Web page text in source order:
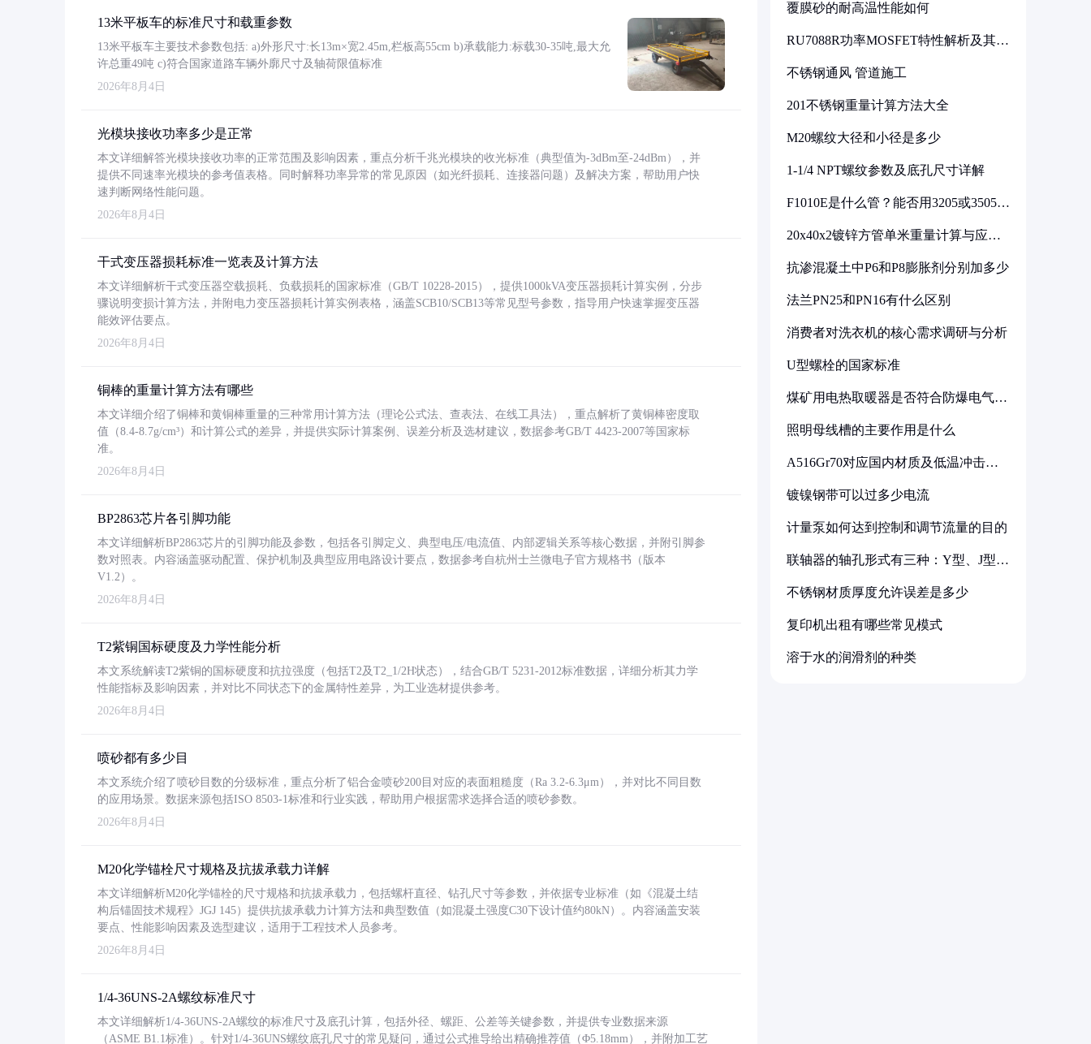
13米平板车的标准尺寸和载重参数
13米平板车主要技术参数包括: a)外形尺寸:长13m×宽2.45m,栏板高55cm b)承载能力:标载30-35吨,最大允
许总重49吨 c)符合国家道路车辆外廓尺寸及轴荷限值标准
2026年8月4日
光模块接收功率多少是正常
本文详细解答光模块接收功率的正常范围及影响因素，重点分析千兆光模块的收光标准（典型值为-3dBm至-24dBm），并
提供不同速率光模块的参考值表格。同时解释功率异常的常见原因（如光纤损耗、连接器问题）及解决方案，帮助用户快
速判断网络性能问题。
2026年8月4日
干式变压器损耗标准一览表及计算方法
本文详细解析干式变压器空载损耗、负载损耗的国家标准（GB/T 10228-2015），提供1000kVA变压器损耗计算实例，分步
骤说明变损计算方法，并附电力变压器损耗计算实例表格，涵盖SCB10/SCB13等常见型号参数，指导用户快速掌握变压器
能效评估要点。
2026年8月4日
铜棒的重量计算方法有哪些
本文详细介绍了铜棒和黄铜棒重量的三种常用计算方法（理论公式法、查表法、在线工具法），重点解析了黄铜棒密度取
值（8.4-8.7g/cm³）和计算公式的差异，并提供实际计算案例、误差分析及选材建议，数据参考GB/T 4423-2007等国家标
准。
2026年8月4日
BP2863芯片各引脚功能
本文详细解析BP2863芯片的引脚功能及参数，包括各引脚定义、典型电压/电流值、内部逻辑关系等核心数据，并附引脚参
数对照表。内容涵盖驱动配置、保护机制及典型应用电路设计要点，数据参考自杭州士兰微电子官方规格书（版本
V1.2）。
2026年8月4日
T2紫铜国标硬度及力学性能分析
本文系统解读T2紫铜的国标硬度和抗拉强度（包括T2及T2_1/2H状态），结合GB/T 5231-2012标准数据，详细分析其力学
性能指标及影响因素，并对比不同状态下的金属特性差异，为工业选材提供参考。
2026年8月4日
喷砂都有多少目
本文系统介绍了喷砂目数的分级标准，重点分析了铝合金喷砂200目对应的表面粗糙度（Ra 3.2-6.3μm），并对比不同目数
的应用场景。数据来源包括ISO 8503-1标准和行业实践，帮助用户根据需求选择合适的喷砂参数。
2026年8月4日
M20化学锚栓尺寸规格及抗拔承载力详解
本文详细解析M20化学锚栓的尺寸规格和抗拔承载力，包括螺杆直径、钻孔尺寸等参数，并依据专业标准（如《混凝土结
构后锚固技术规程》JGJ 145）提供抗拔承载力计算方法和典型数值（如混凝土强度C30下设计值约80kN）。内容涵盖安装
要点、性能影响因素及选型建议，适用于工程技术人员参考。
2026年8月4日
1/4-36UNS-2A螺纹标准尺寸
本文详细解析1/4-36UNS-2A螺纹的标准尺寸及底孔计算，包括外径、螺距、公差等关键参数，并提供专业数据来源
（ASME B1.1标准）。针对1/4-36UNS螺纹底孔尺寸的常见疑问，通过公式推导给出精确推荐值（Φ5.18mm），并附加工艺
覆膜砂的耐高温性能如何
RU7088R功率MOSFET特性解析及其在
不锈钢通风 管道施工
201不锈钢重量计算方法大全
M20螺纹大径和小径是多少
1-1/4 NPT螺纹参数及底孔尺寸详解
F1010E是什么管？能否用3205或3505代
20x40x2镀锌方管单米重量计算与应用
抗渗混凝土中P6和P8膨胀剂分别加多少
法兰PN25和PN16有什么区别
消费者对洗衣机的核心需求调研与分析
U型螺栓的国家标准
煤矿用电热取暖器是否符合防爆电气设
照明母线槽的主要作用是什么
A516Gr70对应国内材质及低温冲击要
镀镍钢带可以过多少电流
计量泵如何达到控制和调节流量的目的
联轴器的轴孔形式有三种：Y型、J型、
不锈钢材质厚度允许误差是多少
复印机出租有哪些常见模式
溶于水的润滑剂的种类